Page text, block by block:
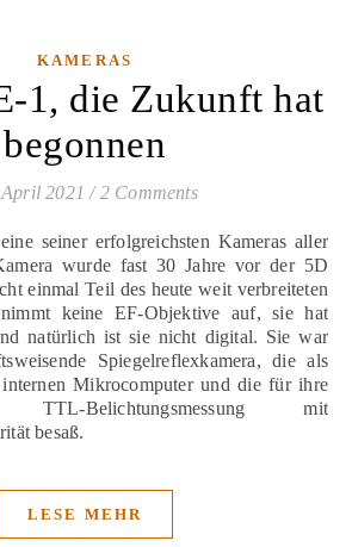
KAMERAS
1, die Zukunft hat
begonnen
2021 / 2 Comments
wurde fast 30 Jahre vor der 5D
einmal Teil des heute weit verbreiteten
keine EF-Objektive auf, sie hat
natürlich ist sie nicht digital. Sie war
Spiegelreflexkamera, die als
Mikrocomputer und die für ihre
Belichtungsmessung mit
besaß.
LESE MEHR